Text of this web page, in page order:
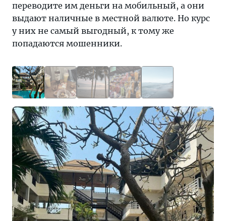
переводите им деньги на мобильный, а они
выдают наличные в местной валюте. Но курс
у них не самый выгодный, к тому же
попадаются мошенники.